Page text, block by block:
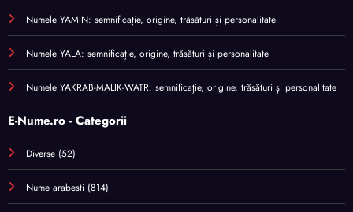
Numele YAMIN: semnificație, origine, trăsături și personalitate
Numele YALA: semnificație, origine, trăsături și personalitate
Numele YAKRAB-MALIK-WATR: semnificație, origine, trăsături și personalitate
E-Nume.ro - Categorii
Diverse (52)
Nume arabesti (814)